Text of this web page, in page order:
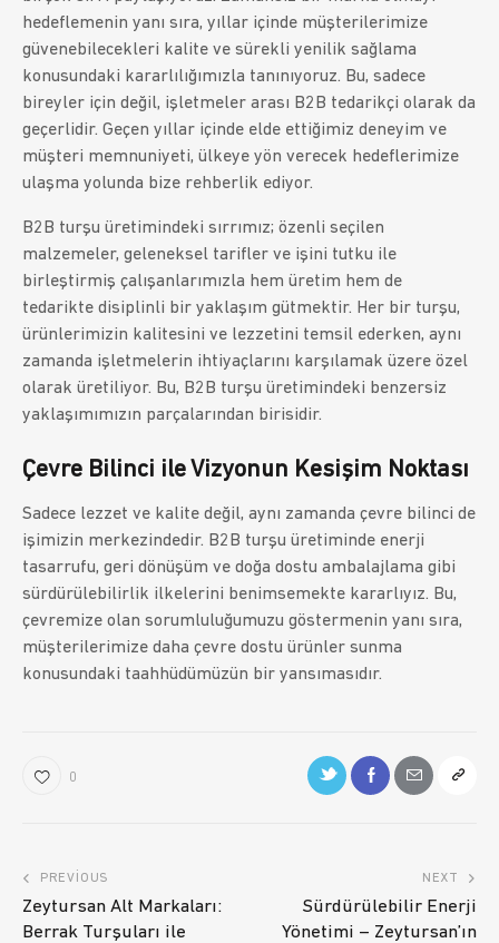
hedeflemenin yanı sıra, yıllar içinde müşterilerimize
güvenebilecekleri kalite ve sürekli yenilik sağlama
konusundaki kararlılığımızla tanınıyoruz. Bu, sadece
bireyler için değil, işletmeler arası B2B tedarikçi olarak da
geçerlidir. Geçen yıllar içinde elde ettiğimiz deneyim ve
müşteri memnuniyeti, ülkeye yön verecek hedeflerimize
ulaşma yolunda bize rehberlik ediyor.
B2B turşu üretimindeki sırrımız; özenli seçilen
malzemeler, geleneksel tarifler ve işini tutku ile
birleştirmiş çalışanlarımızla hem üretim hem de
tedarikte disiplinli bir yaklaşım gütmektir. Her bir turşu,
ürünlerimizin kalitesini ve lezzetini temsil ederken, aynı
zamanda işletmelerin ihtiyaçlarını karşılamak üzere özel
olarak üretiliyor. Bu, B2B turşu üretimindeki benzersiz
yaklaşımımızın parçalarından birisidir.
Çevre Bilinci ile Vizyonun Kesişim Noktası
Sadece lezzet ve kalite değil, aynı zamanda çevre bilinci de
işimizin merkezindedir. B2B turşu üretiminde enerji
tasarrufu, geri dönüşüm ve doğa dostu ambalajlama gibi
sürdürülebilirlik ilkelerini benimsemekte kararlıyız. Bu,
çevremize olan sorumluluğumuzu göstermenin yanı sıra,
müşterilerimize daha çevre dostu ürünler sunma
konusundaki taahhüdümüzün bir yansımasıdır.
0
PREVIOUS
Zeytursan Alt Markaları:
Berrak Turşuları ile
NEXT
Sürdürülebilir Enerji
Yönetimi – Zeytursan’ın